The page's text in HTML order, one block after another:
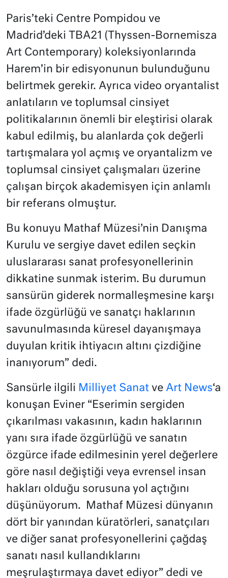
Paris’teki Centre Pompidou ve
Madrid’deki TBA21 (Thyssen-Bornemisza
Art Contemporary) koleksiyonlarında
Harem’in bir edisyonunun bulunduğunu
belirtmek gerekir. Ayrıca video oryantalist
anlatıların ve toplumsal cinsiyet
politikalarının önemli bir eleştirisi olarak
kabul edilmiş, bu alanlarda çok değerli
tartışmalara yol açmış ve oryantalizm ve
toplumsal cinsiyet çalışmaları üzerine
çalışan birçok akademisyen için anlamlı
bir referans olmuştur.
Bu konuyu Mathaf Müzesi’nin Danışma
Kurulu ve sergiye davet edilen seçkin
uluslararası sanat profesyonellerinin
dikkatine sunmak isterim. Bu durumun
sansürün giderek normalleşmesine karşı
ifade özgürlüğü ve sanatçı haklarının
savunulmasında küresel dayanışmaya
duyulan kritik ihtiyacın altını çizdiğine
inanıyorum” dedi.
Sansürle ilgili Milliyet Sanat ve Art News‘a
konuşan Eviner “Eserimin sergiden
çıkarılması vakasının, kadın haklarının
yanı sıra ifade özgürlüğü ve sanatın
özgürce ifade edilmesinin yerel değerlere
göre nasıl değiştiği veya evrensel insan
hakları olduğu sorusuna yol açtığını
düşünüyorum. Mathaf Müzesi dünyanın
dört bir yanından küratörleri, sanatçıları
ve diğer sanat profesyonellerini çağdaş
sanatı nasıl kullandıklarını
meşrulaştırmaya davet ediyor” dedi ve